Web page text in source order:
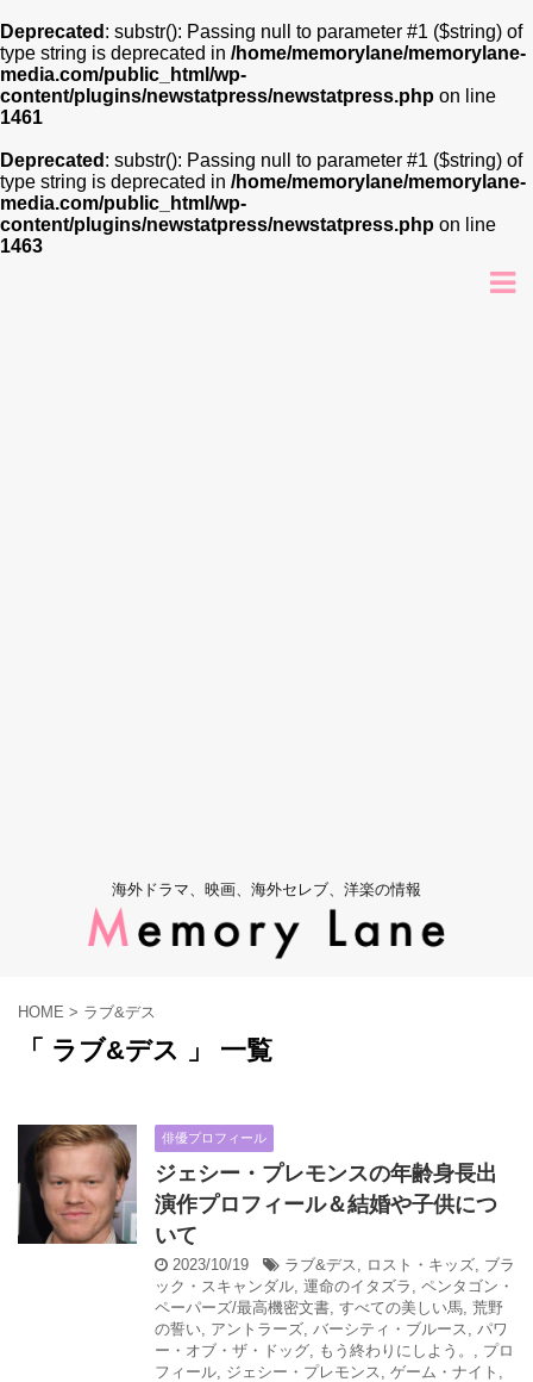
Deprecated : substr(): Passing null to parameter #1 ($string) of
type string is deprecated in /home/memorylane/memorylane-
media.com/public_html/wp-
content/plugins/newstatpress/newstatpress.php on line
1461
Deprecated : substr(): Passing null to parameter #1 ($string) of
type string is deprecated in /home/memorylane/memorylane-
media.com/public_html/wp-
content/plugins/newstatpress/newstatpress.php on line
1463
海外ドラマ、映画、海外セレブ、洋楽の情報
HOME > ラブ&デス
「 ラブ&デス 」 一覧
俳優プロフィール
ジェシー・プレモンスの年齢身長出
演作プロフィール＆結婚や子供につ
いて
2023/10/19 ラブ&デス ロスト・キッズ ブラ
ック・スキャンダル 運命のイタズラ
ペンタゴン・
ペーパーズ/最高機密文書 すべての美しい馬 荒野
の誓い アントラーズ バーシティ・ブルース
パワ
ー・オブ・ザ・ドッグ
もう終わりにしよう。
プロ
フィール ジェシー・プレモンス ゲーム・ナイト